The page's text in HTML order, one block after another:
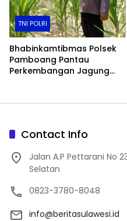
TNI POLRI
Bhabinkamtibmas Polsek
Pamboang Pantau
Perkembangan Jagung
Contact Info
Jalan A.P Pettarani No
Selatan
0823-3780-8048
info@beritasulawesi.id